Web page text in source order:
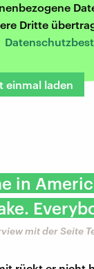
Dritte
einmal laden
in
mit der Seite